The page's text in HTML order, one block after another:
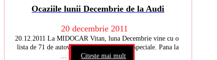
Ocaziile lunii Decembrie de la Audi
20 decembrie 2011
20.12.2011 La MIDOCAR Vitan, luna Decembrie vine cu o
lista de 71 de autovehicule Audi la preturi speciale. Pana la
...
Citeste mai mult